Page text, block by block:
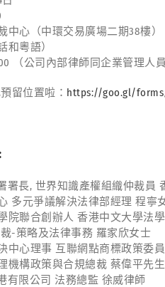
中心（中環交易廣場二期38樓）
和粵語）
（公司內部律師同企業管理人
留位置啦： https://goo.gl/forms/
署長, 世界知識產權組織仲裁員
多元爭議解決法律部經理 程寧
院聯合創辦人 香港中文大學法
-策略及法律事務 羅家欣女士
中心理事 互聯網點商標政策委
機構政策與合規總裁 蔡偉平先生
有限公司 法務總監 徐威律師